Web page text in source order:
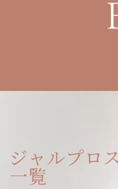
ジャルプロ
一覧